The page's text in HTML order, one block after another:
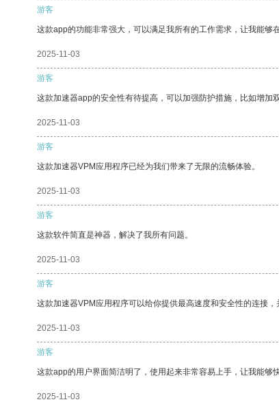
游客
这款app的功能非常强大，可以满足我所有的工作需求，让我能够
2025-11-03
游客
这款加速器app的安全性有待提高，可以加强防护措施，比如增加双
2025-11-03
游客
这款加速器VPM应用程序已经为我们带来了无限的流畅体验。
2025-11-03
游客
这款软件简直是神器，解决了我所有问题。
2025-11-03
游客
这款加速器VPM应用程序可以给你提供最高速度和安全性的连接，
2025-11-03
游客
这款app的用户界面简洁明了，使用起来非常容易上手，让我能够
2025-11-03